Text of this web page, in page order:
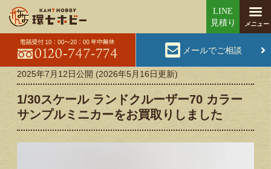
メールでご相談
2025年7月12日公開 (2026年5月16日更新)
1/30スケール ランドクルーザー70 カラー
サンプルミニカーをお買取りしました